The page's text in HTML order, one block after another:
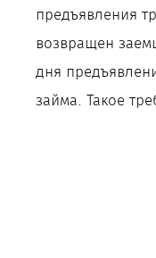
предъявления
возвращен
дня
займа. Такое